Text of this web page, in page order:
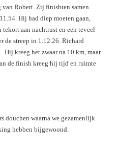
Robert. Zij finishten samen.
Hij had diep moeten gaan,
aan nachtrust en een teveel
streep in 1.12.26. Richard
kreeg het zwaar na 10 km, maar
de finish kreeg hij tijd en ruimte
douchen waarna we gezamenlijk
hebben bijgewoond.